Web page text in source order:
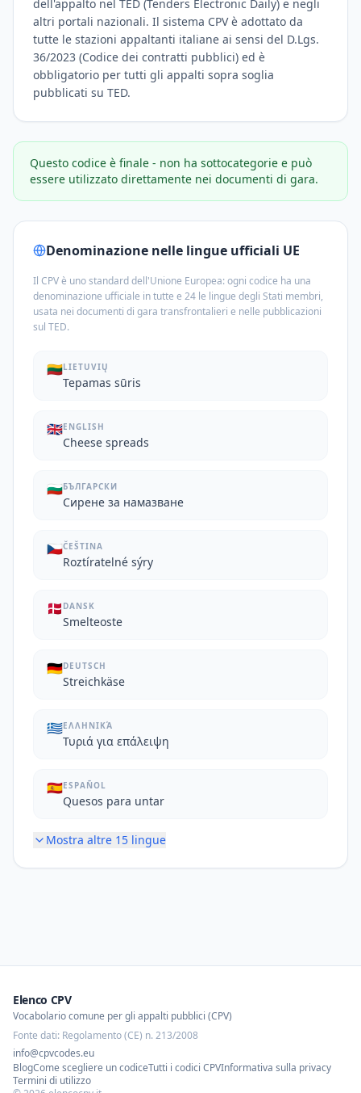
dell'appalto nel TED (Tenders Electronic Daily) e negli
altri portali nazionali. Il sistema CPV è adottato da
tutte le stazioni appaltanti italiane ai sensi del D.Lgs.
36/2023 (Codice dei contratti pubblici) ed è
obbligatorio per tutti gli appalti sopra soglia
pubblicati su TED.
Questo codice è finale - non ha sottocategorie e può
essere utilizzato direttamente nei documenti di gara.
Denominazione nelle lingue ufficiali UE
Il CPV è uno standard dell'Unione Europea: ogni codice ha una
denominazione ufficiale in tutte e 24 le lingue degli Stati membri,
usata nei documenti di gara transfrontalieri e nelle pubblicazioni
sul TED.
🇱🇹LIETUVIŲ
Tepamas sūris
🇬🇧ENGLISH
Cheese spreads
🇧🇬БЪЛГАРСКИ
Сирене за намазване
🇨🇿ČEŠTINA
Roztíratelné sýry
🇩🇰 DANSK
Smelteoste
🇩🇪DEUTSCH
Streichkäse
🇬🇷ΕΛΛΗΝΙΚΆ
Τυριά για επάλειψη
🇪🇸ESPAÑOL
Quesos para untar
Mostra altre 15 lingue
Elenco CPV
Vocabolario comune per gli appalti pubblici (CPV)
Fonte dati: Regolamento (CE) n. 213/2008
info@cpvcodes.eu
BlogCome scegliere un codiceTutti i codici CPVInformativa sulla privacy
Termini di utilizzo